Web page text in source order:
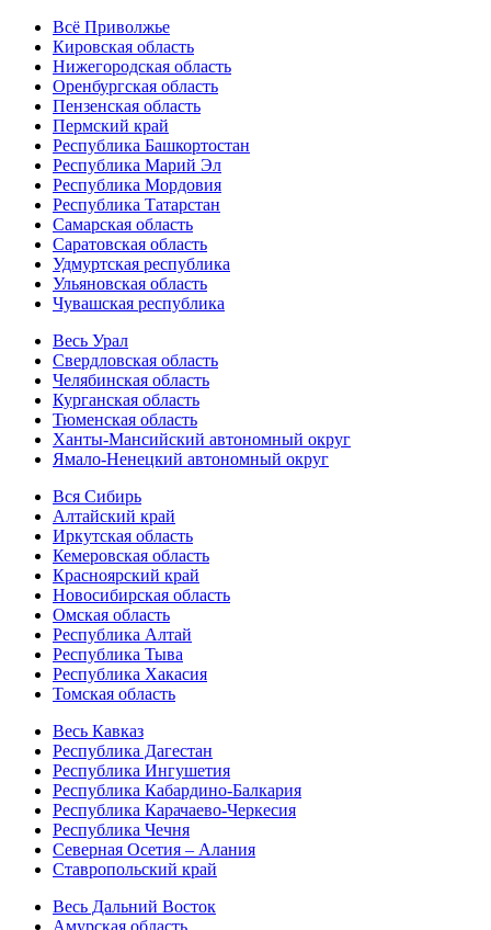
Всё Приволжье
Кировская область
Нижегородская область
Оренбургская область
Пензенская область
Пермский край
Республика Башкортостан
Республика Марий Эл
Республика Мордовия
Республика Татарстан
Самарская область
Саратовская область
Удмуртская республика
Ульяновская область
Чувашская республика
Весь Урал
Свердловская область
Челябинская область
Курганская область
Тюменская область
Ханты-Мансийский автономный округ
Ямало-Ненецкий автономный округ
Вся Сибирь
Алтайский край
Иркутская область
Кемеровская область
Красноярский край
Новосибирская область
Омская область
Республика Алтай
Республика Тыва
Республика Хакасия
Томская область
Весь Кавказ
Республика Дагестан
Республика Ингушетия
Республика Кабардино-Балкария
Республика Карачаево-Черкесия
Республика Чечня
Северная Осетия – Алания
Ставропольский край
Весь Дальний Восток
Амурская область